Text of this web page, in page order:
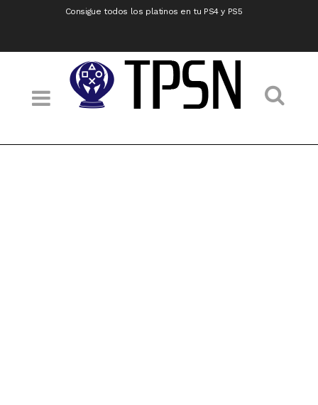
Consigue todos los platinos en tu PS4 y PS5